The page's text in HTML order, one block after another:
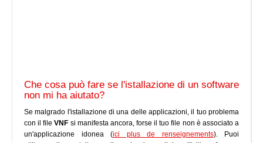
Che cosa può fare se l'istallazione di un software
non mi ha aiutato?
Se malgrado l'istallazione di una delle applicazioni, il tuo problema
con il fileVNF si manifesta ancora, forse il tuo file non è associato a
un'applicazione idonea (ici plus de renseignements). Puoi